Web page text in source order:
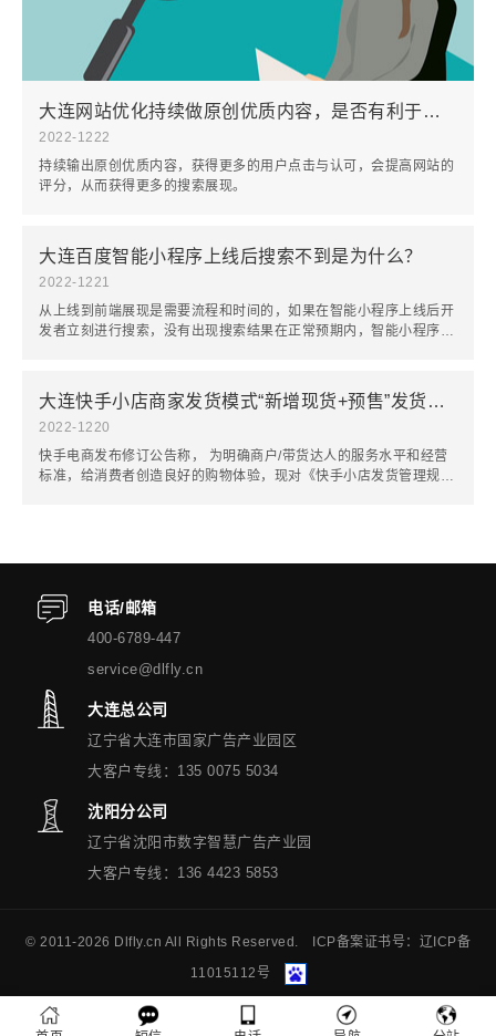
22
2022-12
大连网站优化持续做原创优质内容，是否有利于获得搜索流量？
持续输出原创优质内容，获得更多的用户点击与认可，会提高网站的
评分，从而获得更多的搜索展现。
21
2022-12
大连百度智能小程序上线后搜索不到是为什么？
从上线到前端展现是需要流程和时间的，如果在智能小程序上线后开
发者立刻进行搜索，没有出现搜索结果在正常预期内，智能小程序可
20
2022-12
大连快手小店商家发货模式“新增现货+预售”发货模式
快手电商发布修订公告称， 为明确商户/带货达人的服务水平和经营
标准，给消费者创造良好的购物体验，现对《快手小店发货管理规
电话/邮箱
400-6789-447
service@dlfly.cn
大连总公司
辽宁省大连市国家广告产业园区
大客户专线：135 0075 5034
沈阳分公司
辽宁省沈阳市数字智慧广告产业园
大客户专线：136 4423 5853
© 2011-2026 Dlfly.cn All Rights Reserved. ICP备案证书号： 辽ICP备
11015112号